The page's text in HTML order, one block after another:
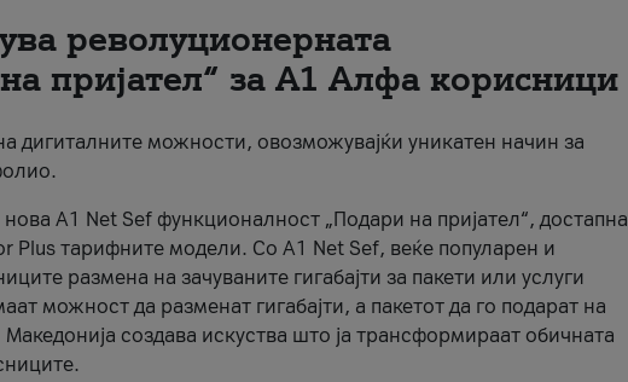
револуционерната
пријател“ за А1 Алфа корисници
дигиталните можности, овозможувајќи уникатен начин за
A1 Net Sef функционалност „Подари на пријател“, достапна
Plus тарифните модели. Со A1 Net Sef, веќе популарен и
размена на зачуваните гигабајти за пакети или услуги
можност да разменат гигабајти, а пакетот да го подарат на
создава искуства што ја трансформираат обичната